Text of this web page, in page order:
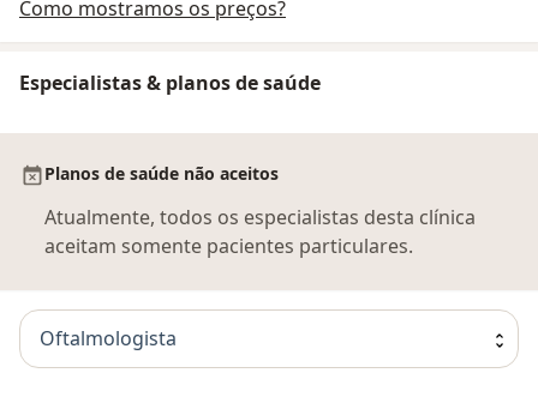
Como mostramos os preços?
Especialistas & planos de saúde
Planos de saúde não aceitos
Atualmente, todos os especialistas desta clínica
aceitam somente pacientes particulares.
Oftalmologista